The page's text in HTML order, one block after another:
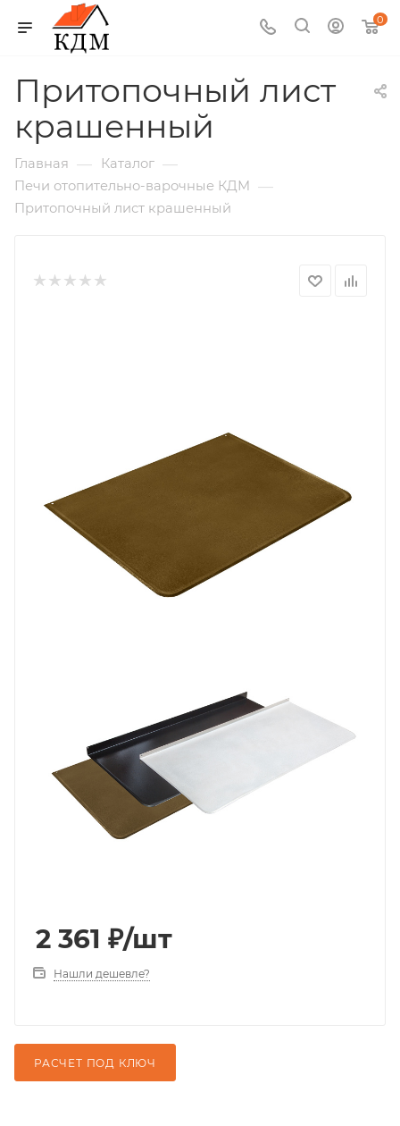
0
Притопочный лист
крашенный
Главная — Каталог —
Печи отопительно-варочные КДМ —
Притопочный лист крашенный
2 361 ₽/шт
Нашли дешевле?
РАСЧЕТ ПОД КЛЮЧ